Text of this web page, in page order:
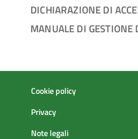
DICHIARAZIONE DI
MANUALE DI GESTIONE
Cookie policy
Privacy
Note legali